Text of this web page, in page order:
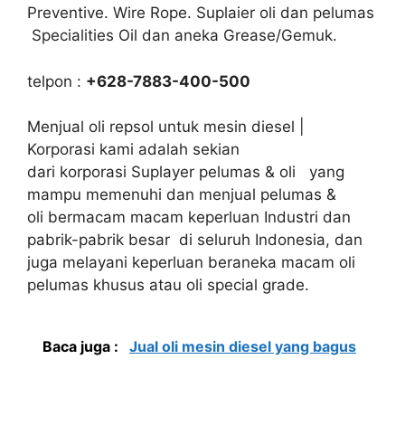
Preventive. Wire Rope. Suplaier oli dan pelumas
Specialities Oil dan aneka Grease/Gemuk.
telpon : +628-7883-400-500
Menjual oli repsol untuk mesin diesel |
Korporasi kami adalah sekian
dari korporasi Suplayer pelumas & oli yang
mampu memenuhi dan menjual pelumas &
oli bermacam macam keperluan Industri dan
pabrik-pabrik besar di seluruh Indonesia, dan
juga melayani keperluan beraneka macam oli
pelumas khusus atau oli special grade.
Baca juga : Jual oli mesin diesel yang bagus